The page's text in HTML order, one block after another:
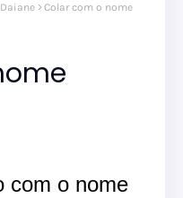
Colar com o nome
com o nome